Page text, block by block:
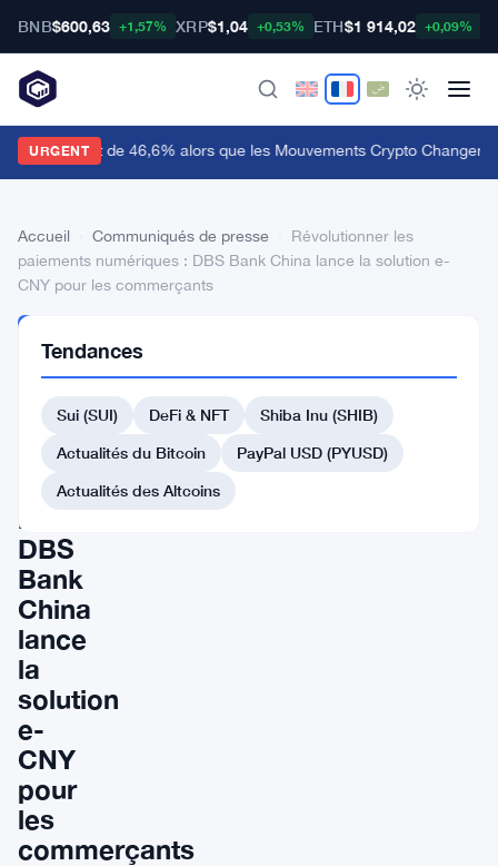
BNB$600,63 +1,57% XRP$1,04 +0,53% ETH$1 914,02 +0,09%
URGENT
Bondit de 46,6% alors que les Mouvements Crypto Changent
Accueil Communiqués de presse
Révolutionner les
paiements numériques : DBS Bank China lance la solution e-
CNY pour les commerçants
DE PRESSE
paiements
numériques
:
DBS
Bank
China
lance
la
solution
e-
CNY
pour
les
commerçants
Tendances
Sui (SUI) DeFi & NFT
Shiba Inu (SHIB)
Actualités du Bitcoin
PayPal USD (PYUSD)
Actualités des Altcoins